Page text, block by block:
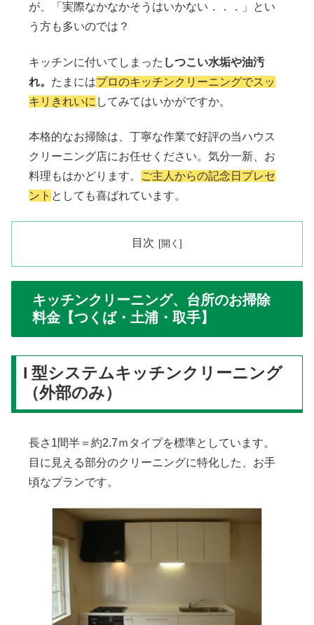
が、「実際なかなかそうはいかない．．．」とい
う方も多いのでは？
キッチンに付いてしまった しつこい水垢や油汚
れ。 たまにはプロのキッチンクリーニングでスッ
キリきれいに してみてはいかがですか。
本格的なお掃除は、丁寧な作業で好評の当ハウス
クリーニング店にお任せください。気分一新、お
料理もはかどります。
ご主人からの記念日プレセ
ント としても喜ばれています。
目次
キッチンクリーニング、台所のお掃除
料金【つくば・土浦・取手】
I 型システムキッチンクリーニング
（外部のみ）
長さ1間半＝約2.7ｍタイプを標準としています。
目に見える部分のクリーニングに特化した、お手
頃なプランです。